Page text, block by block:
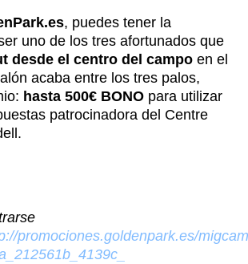
, puedes tener la
uno de los tres afortunados que
desde el centro del campo en el
acaba entre los tres palos,
hasta 500€ BONO para utilizar
patrocinadora del Centre
promociones.goldenpark.es/